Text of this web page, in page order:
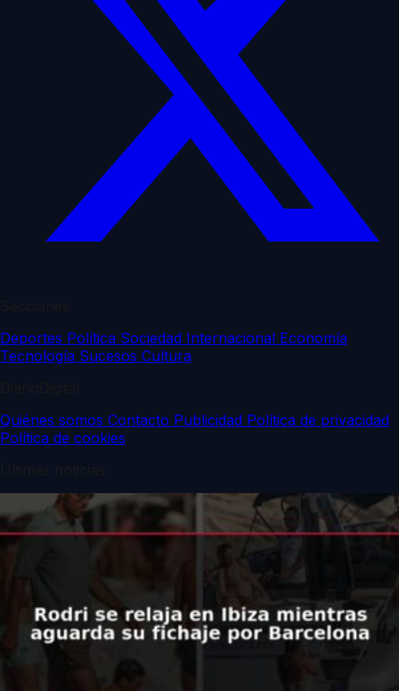
Deportes Política Sociedad Internacional Economía
Tecnología Sucesos Cultura
Quiénes somos Contacto Publicidad Política de privacidad
Política de cookies